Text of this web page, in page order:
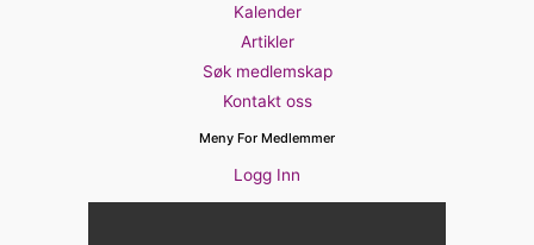
Kalender
Artikler
Søk medlemskap
Kontakt oss
Meny For Medlemmer
Logg Inn